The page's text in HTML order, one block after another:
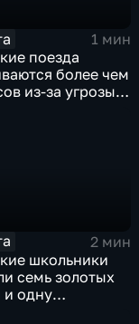
1 мин
поезда
более чем
из-за угрозы
2 мин
школьники
семь золотых
и одну